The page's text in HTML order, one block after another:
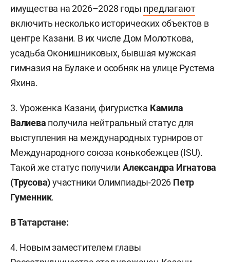
имущества на 2026–2028 годы предлагают
включить несколько исторических объектов в
центре Казани. В их числе Дом Молоткова,
усадьба Оконишниковых, бывшая мужская
гимназия на Булаке и особняк на улице Рустема
Яхина.
3. Уроженка Казани, фигуристка Камила
Валиева получила нейтральный статус для
выступления на международных турниров от
Международного союза конькобежцев (ISU).
Такой же статус получилиАлександра Игнатова
(Трусова)участники Олимпиады-2026 Петр
Гуменник.
В Татарстане:
4. Новым заместителем главы